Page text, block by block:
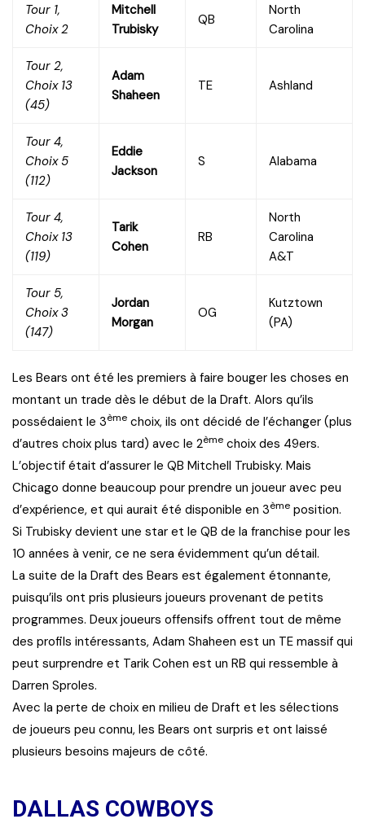
Tour 1,
Choix 2
Mitchell
Trubisky
QB
North
Carolina
Tour 2,
Choix 13
(45)
Adam
Shaheen
TE Ashland
Tour 4,
Choix 5
(112)
Eddie
Jackson
S Alabama
Tour 4,
Choix 13
(119)
Tarik
Cohen
RB
North
Carolina
A&T
Tour 5,
Choix 3
(147)
Jordan
Morgan
OG
Kutztown
(PA)
Les Bears ont été les premiers à faire bouger les choses en
montant un trade dès le début de la Draft. Alors qu’ils
possédaient le 3ème choix, ils ont décidé de l’échanger (plus
d’autres choix plus tard) avec le 2ème choix des 49ers.
L’objectif était d’assurer le QB Mitchell Trubisky. Mais
Chicago donne beaucoup pour prendre un joueur avec peu
d’expérience, et qui aurait été disponible en 3ème position.
Si Trubisky devient une star et le QB de la franchise pour les
10 années à venir, ce ne sera évidemment qu’un détail.
La suite de la Draft des Bears est également étonnante,
puisqu’ils ont pris plusieurs joueurs provenant de petits
programmes. Deux joueurs offensifs offrent tout de même
des profils intéressants, Adam Shaheen est un TE massif qui
peut surprendre et Tarik Cohen est un RB qui ressemble à
Darren Sproles.
Avec la perte de choix en milieu de Draft et les sélections
de joueurs peu connu, les Bears ont surpris et ont laissé
plusieurs besoins majeurs de côté.
DALLAS COWBOYS